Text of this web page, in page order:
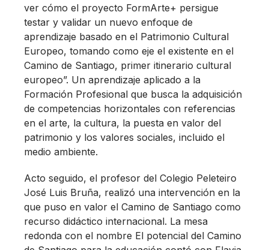
ver cómo el proyecto FormArte+ persigue
testar y validar un nuevo enfoque de
aprendizaje basado en el Patrimonio Cultural
Europeo, tomando como eje el existente en el
Camino de Santiago, primer itinerario cultural
europeo”. Un aprendizaje aplicado a la
Formación Profesional que busca la adquisición
de competencias horizontales con referencias
en el arte, la cultura, la puesta en valor del
patrimonio y los valores sociales, incluido el
medio ambiente.
Acto seguido, el profesor del Colegio Peleteiro
José Luis Bruña, realizó una intervención en la
que puso en valor el Camino de Santiago como
recurso didáctico internacional. La mesa
redonda con el nombre El potencial del Camino